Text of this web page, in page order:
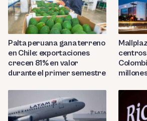
Palta peruana gana terreno
en Chile: exportaciones
crecen 81% en valor
durante el primer semestre